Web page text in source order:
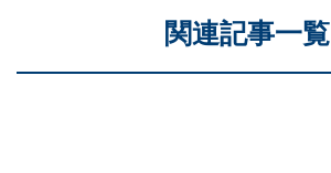
関連記事一覧